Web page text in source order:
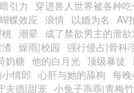
暗引力 穿进兽人世界被各种
蝴蝶效应 浪情 以婚为名 AV
潮晕 成了禁欲男主的泄欲
燥雨|校园 强行侵占|骨科/
奶糖 他的白月光 顶级暴徒
情郎 心肝与她的舔狗 每
夫德|甜宠 小兔子乖乖|青梅